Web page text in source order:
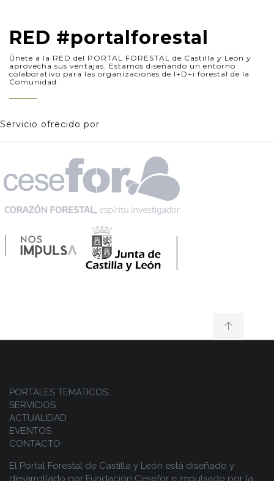
RED #portalforestal
Únete a la RED del PORTAL FORESTAL de Castilla y León y
aprovecha sus ventajas. Estamos diseñando un entorno
colaborativo para las organizaciones de I+D+i forestal de la
Comunidad.
Servicio ofrecido por
PORTALES TEMÁTICOS
SERVICIOS
ACTUALIDAD
EVENTOS
CONTACTO
El Portal Forestal de Castilla y León está diseñado y
desarrollado por Fundación Cesefor e impulsado por la